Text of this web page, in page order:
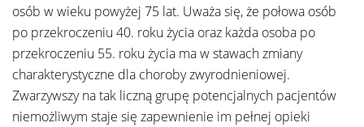
osób w wieku powyżej 75 lat. Uważa się, że połowa osób
po przekroczeniu 40. roku życia oraz każda osoba po
przekroczeniu 55. roku życia ma w stawach zmiany
charakterystyczne dla choroby zwyrodnieniowej.
Zwarzywszy na tak liczną grupę potencjalnych pacjentów
niemożliwym staje się zapewnienie im pełnej opieki